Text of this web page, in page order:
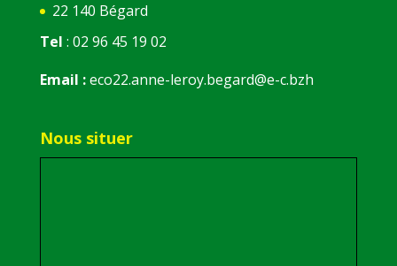
22 140 Bégard
Tel : 02 96 45 19 02
Email :eco22.anne-leroy.begard@e-c.bzh
Nous situer